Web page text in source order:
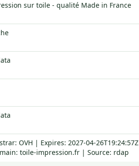
sur toile - qualité Made in France
OVH | Expires: 2027-04-26T19:24:57Z
toile-impression.fr | Source: rdap